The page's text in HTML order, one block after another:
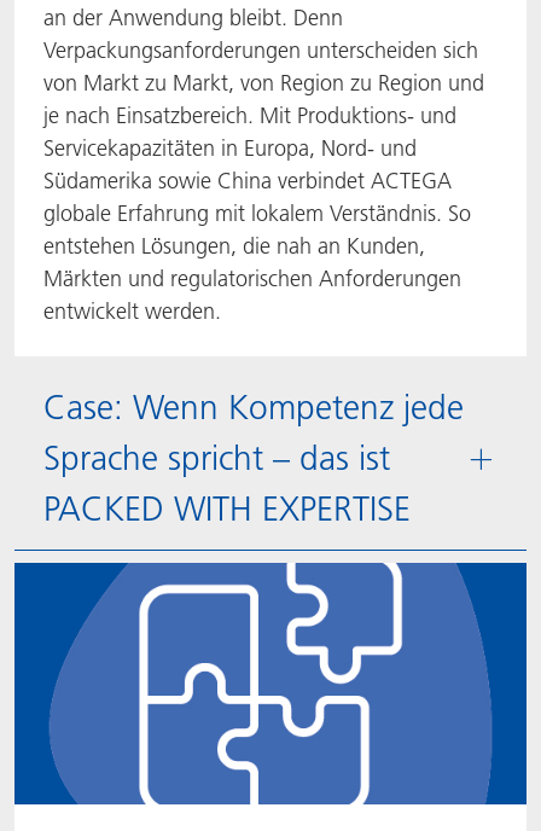
an der Anwendung bleibt. Denn
Verpackungsanforderungen unterscheiden sich
von Markt zu Markt, von Region zu Region und
je nach Einsatzbereich. Mit Produktions- und
Servicekapazitäten in Europa, Nord- und
Südamerika sowie China verbindet ACTEGA
globale Erfahrung mit lokalem Verständnis. So
entstehen Lösungen, die nah an Kunden,
Märkten und regulatorischen Anforderungen
entwickelt werden.
Case: Wenn Kompetenz jede
Sprache spricht – das ist
PACKED WITH EXPERTISE